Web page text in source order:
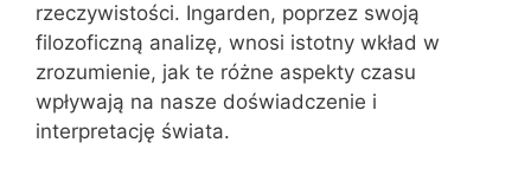
rzeczywistości. Ingarden, poprzez swoją
filozoficzną analizę, wnosi istotny wkład w
zrozumienie, jak te różne aspekty czasu
wpływają na nasze doświadczenie i
interpretację świata.